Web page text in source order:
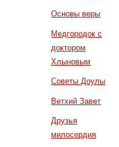
Основы веры
Медгородок с
доктором
Хлыновым
Советы Доулы
Ветхий Завет
Друзья
милосердия